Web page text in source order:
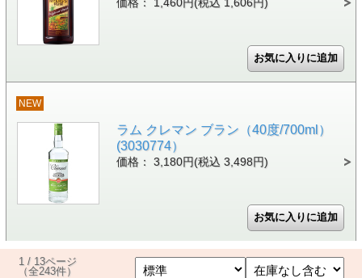
価格： 1,460円(税込 1,606円)
NEW
ラム クレマン ブラン（40度/700ml）
(3030774）
価格： 3,180円(税込 3,498円)
1 / 13ページ
（全243件）